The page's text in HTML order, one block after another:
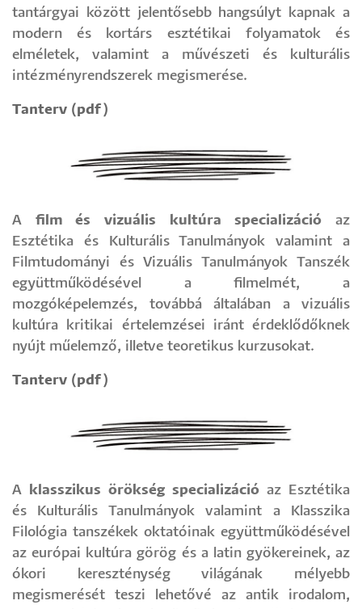
tantárgyai között jelentősebb hangsúlyt kapnak a
modern és kortárs esztétikai folyamatok és
elméletek, valamint a művészeti és kulturális
intézményrendszerek megismerése.
Tanterv (pdf)
​​A film és vizuális kultúra specializáció az
Esztétika és Kulturális Tanulmányok valamint a
Filmtudományi és Vizuális Tanulmányok Tanszék
együttműködésével a filmelmét, a
mozgóképelemzés, továbbá általában a vizuális
kultúra kritikai értelemzései iránt érdeklődőknek
nyújt műelemző, illetve teoretikus kurzusokat.
Tanterv (pdf)
A klasszikus örökség specializáció az Esztétika
és Kulturális Tanulmányok valamint a Klasszika
Filológia tanszékek oktatóinak együttműködésével
az európai kultúra görög és a latin gyökereinek, az
ókori kereszténység világának mélyebb
megismerését teszi lehetővé az antik irodalom,